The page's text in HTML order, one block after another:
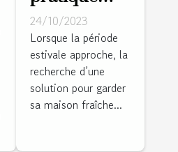
pour choisir
la bonne
climatisation
pour votre
salle de
24/10/2023
Lorsque la période
estivale approche, la
recherche d’une
solution pour garder
sa maison fraîche...